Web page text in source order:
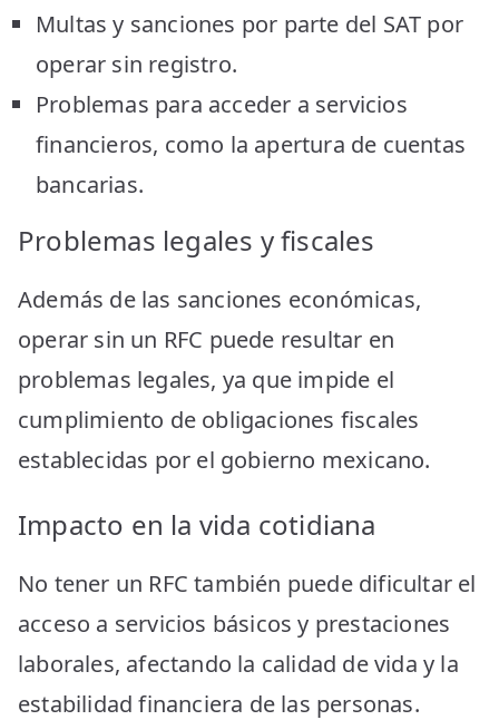
Multas y sanciones por parte del SAT por
operar sin registro.
Problemas para acceder a servicios
financieros, como la apertura de cuentas
bancarias.
Problemas legales y fiscales
Además de las sanciones económicas,
operar sin un RFC puede resultar en
problemas legales, ya que impide el
cumplimiento de obligaciones fiscales
establecidas por el gobierno mexicano.
Impacto en la vida cotidiana
No tener un RFC también puede dificultar el
acceso a servicios básicos y prestaciones
laborales, afectando la calidad de vida y la
estabilidad financiera de las personas.